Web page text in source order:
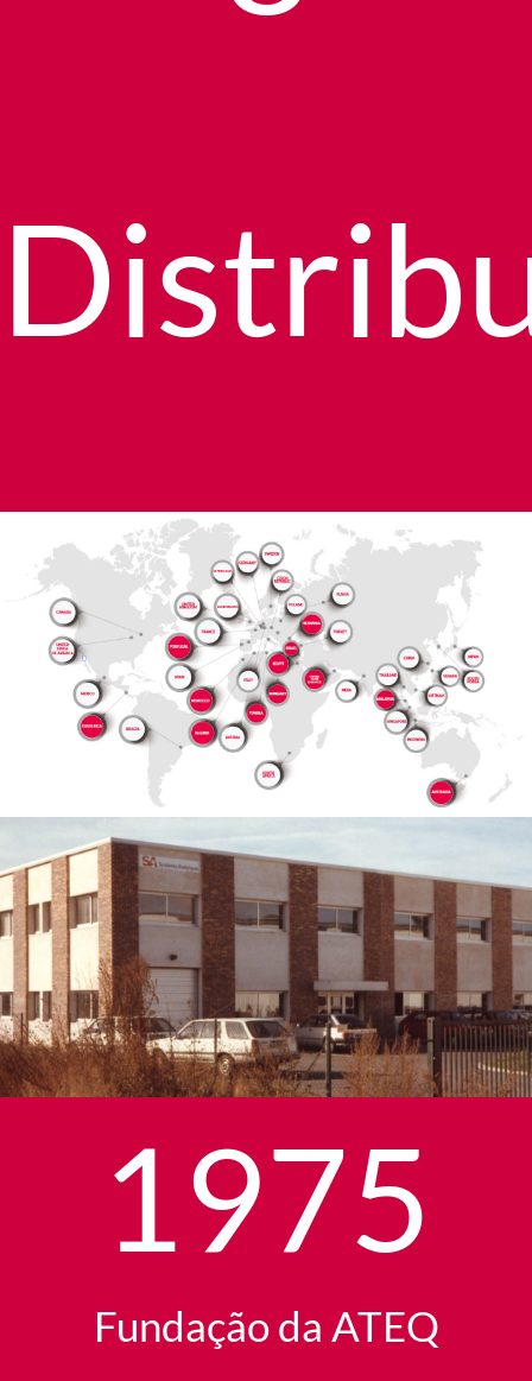
1975
Fundação da ATEQ